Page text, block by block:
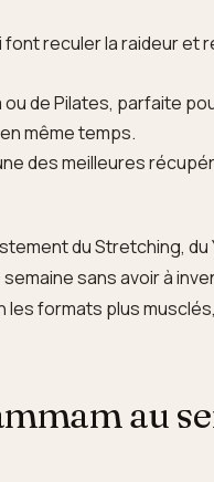
reculer la raideur et
ou de Pilates, parfaite
même temps.
des meilleures
du Stretching, du
sans avoir à
les formats plus
au